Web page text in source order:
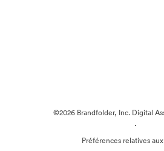
©2026 Brandfolder, Inc. Digital
·
Préférences relatives